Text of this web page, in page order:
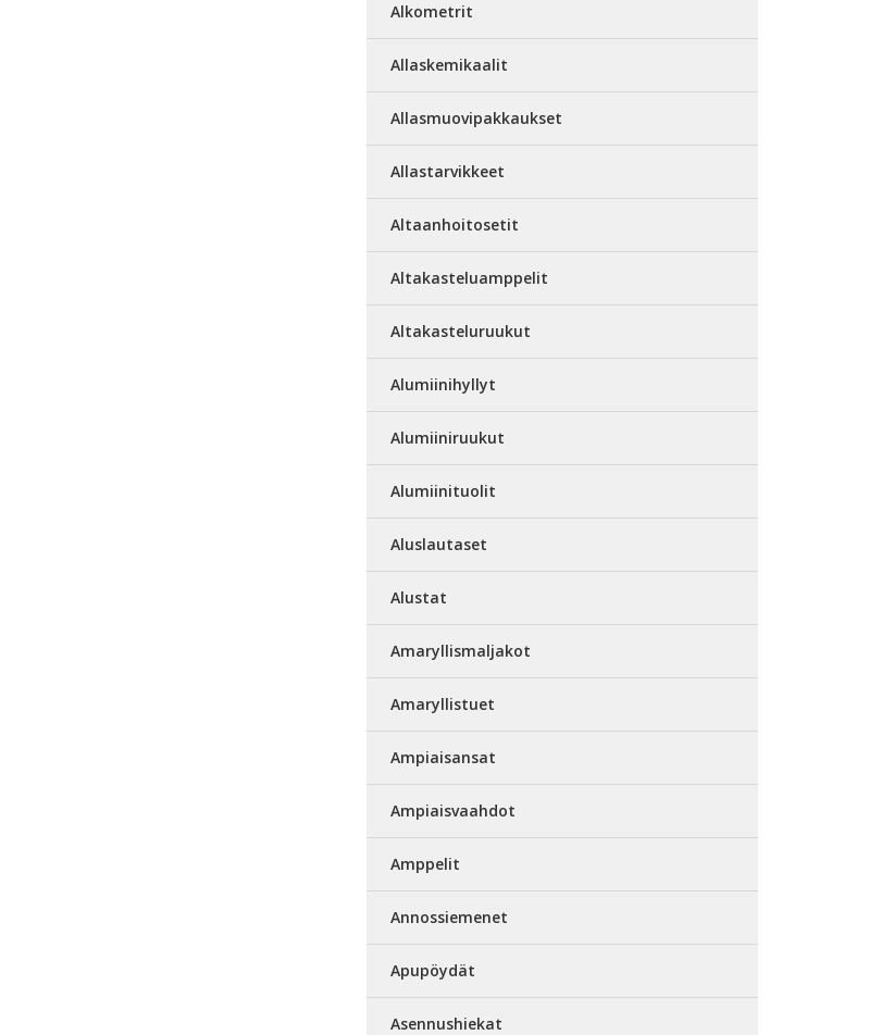
Alkometrit
Allaskemikaalit
Allasmuovipakkaukset
Allastarvikkeet
Altaanhoitosetit
Altakasteluamppelit
Altakasteluruukut
Alumiinihyllyt
Alumiiniruukut
Alumiinituolit
Aluslautaset
Alustat
Amaryllismaljakot
Amaryllistuet
Ampiaisansat
Ampiaisvaahdot
Amppelit
Annossiemenet
Apupöydät
Asennushiekat